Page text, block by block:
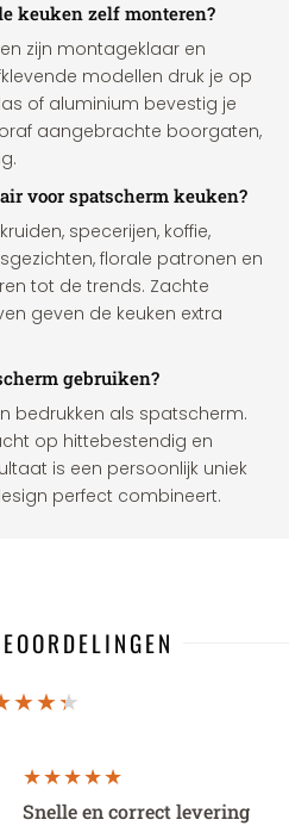
keuken zelf monteren?
zijn montageklaar en
modellen druk je op
of aluminium bevestig je
aangebrachte boorgaten,
voor spatscherm keuken?
specerijen, koffie,
florale patronen en
tot de trends. Zachte
geven de keuken extra
gebruiken?
bedrukken als spatscherm.
op hittebestendig en
is een persoonlijk uniek
perfect combineert.
Snelle en correct levering